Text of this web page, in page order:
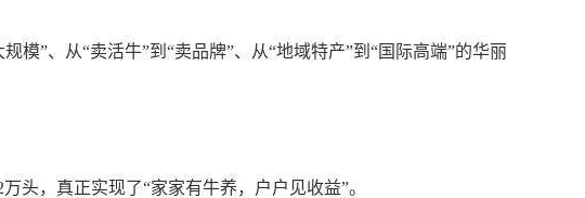
”、从“卖活牛”到“卖品牌”、从“地域特产”到“国际高端”的华丽
，真正实现了“家家有牛养，户户见收益”。